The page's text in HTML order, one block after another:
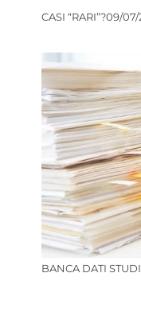
CASI “RARI”?09/07/
BANCA DATI